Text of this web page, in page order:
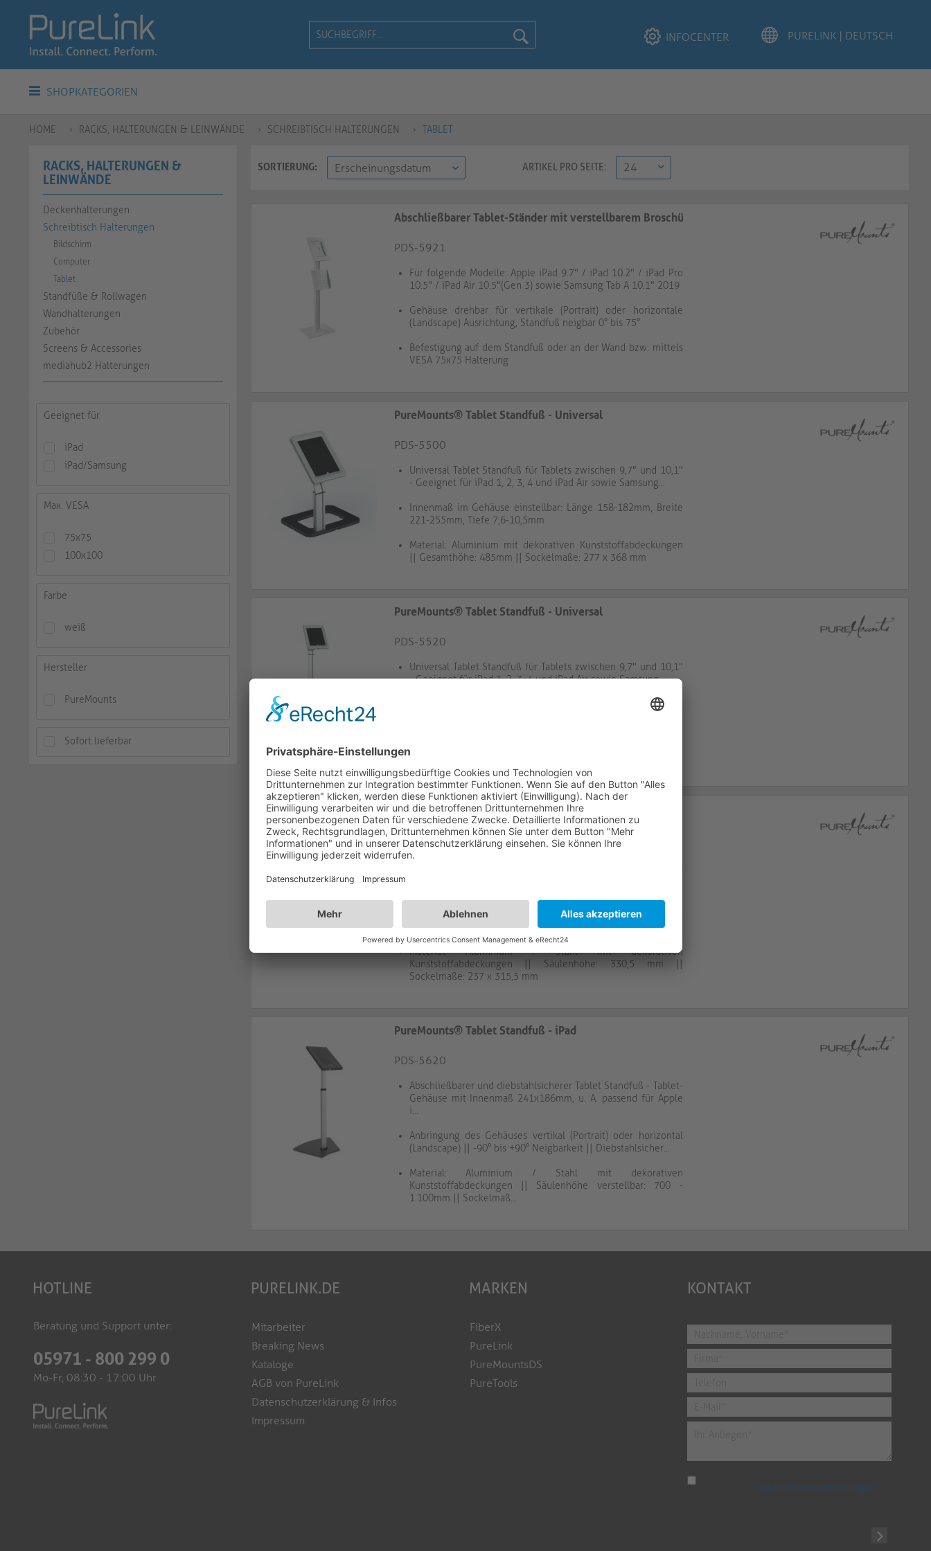
INFOCENTER
SHOPKATEGORIEN
HOME RACKS, HALTERUNGEN & LEINWÄNDE SCHREIBTISCH HALTERUNGEN TABLET
RACKS, HALTERUNGEN &
LEINWÄNDE
Deckenhalterungen
Schreibtisch Halterungen
Bildschirm
Computer
Tablet
Standfüße & Rollwagen
Wandhalterungen
Zubehör
Screens & Accessories
mediahub2 Halterungen
Geeignet für
iPad
iPad/Samsung
Max. VESA
75x75
100x100
Farbe
weiß
Hersteller
PureMounts
Sofort lieferbar
SORTIERUNG: ARTIKEL PRO SEITE:
Abschließbarer Tablet-Ständer mit verstellbarem Broschürenhalter
PDS-5921
Für folgende Modelle: Apple iPad 9.7" / iPad 10.2" / iPad Pro
10.5" / iPad Air 10.5"(Gen 3) sowie Samsung Tab A 10.1" 2019
Gehäuse drehbar für vertikale (Portrait) oder horizontale
(Landscape) Ausrichtung, Standfuß neigbar 0° bis 75°
Befestigung auf dem Standfuß oder an der Wand bzw. mittels
VESA 75x75 Halterung
PureMounts® Tablet Standfuß - Universal
PDS-5500
Universal Tablet Standfuß für Tablets zwischen 9,7" und 10,1"
- Geeignet für iPad 1, 2, 3, 4 und iPad Air sowie Samsung...
Innenmaß im Gehäuse einstellbar: Länge 158-182mm, Breite
221-255mm, Tiefe 7,6-10,5mm
Material: Aluminium mit dekorativen Kunststoffabdeckungen
|| Gesamthöhe: 485mm || Sockelmaße: 277 x 368 mm
PureMounts® Tablet Standfuß - Universal
PDS-5520
Universal Tablet Standfuß für Tablets zwischen 9,7" und 10,1"
- Geeignet für iPad 1, 2, 3, 4 und iPad Air sowie Samsung...
Innenmaß im Gehäuse einstellbar: Länge 158-182mm, Breite
|| Gesamthöhe: 1.131mm || Sockelmaße: 277 x 368 mm
PureMounts® Tablet Standfuß - iPad
PDS-5600
Anbringung des Gehäuses vertikal (Portrait) oder horizontal
(Landscape) || -90° bis +90° Neigbarkeit || Diebstahlsicher...
Material: Aluminium / Stahl mit dekorativen
Kunststoffabdeckungen || Säulenhöhe: 330,5 mm ||
Sockelmaße: 237 x 315,5 mm
PureMounts® Tablet Standfuß - iPad
PDS-5620
Abschließbarer und diebstahlsicherer Tablet Standfuß - Tablet-
Gehäuse mit Innenmaß 241x186mm, u. A. passend für Apple
i...
Anbringung des Gehäuses vertikal (Portrait) oder horizontal
(Landscape) || -90° bis +90° Neigbarkeit || Diebstahlsicher...
Material: Aluminium / Stahl mit dekorativen
Kunststoffabdeckungen || Säulenhöhe verstellbar: 700 -
1.100mm || Sockelmaß...
HOTLINE
Beratung und Support unter:
05971 - 800 299 0
Mo-Fr, 08:30 - 17:00 Uhr
PURELINK.DE
Mitarbeiter
Breaking News
Kataloge
AGB von PureLink
Datenschutzerklärung & Infos
Impressum
MARKEN
FiberX
PureLink
PureMountsDS
PureTools
KONTAKT
Datenschutzbestimmungen